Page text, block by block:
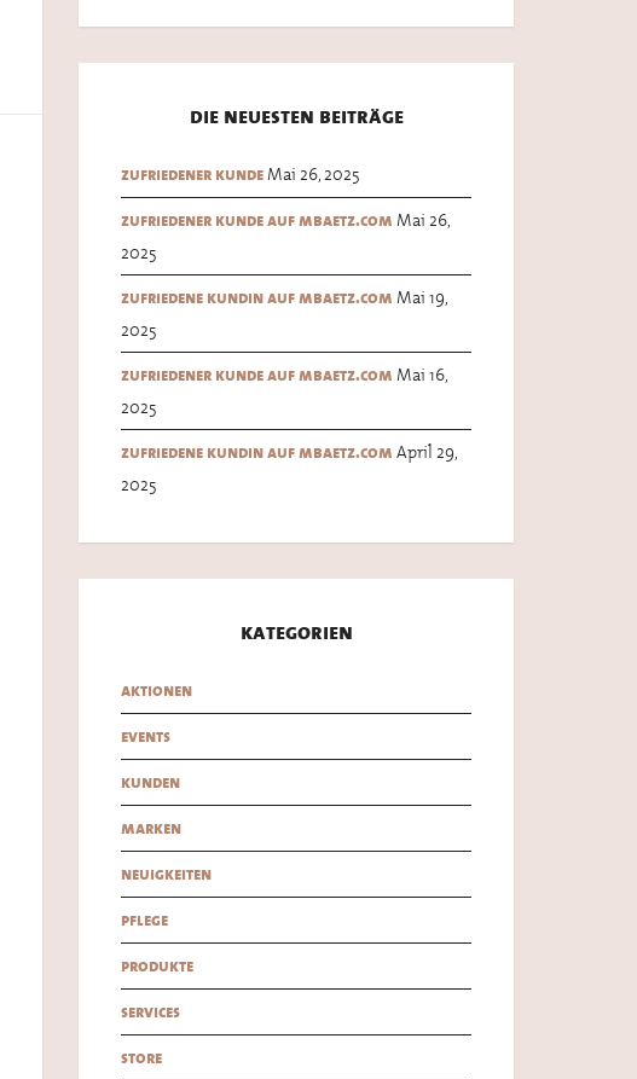
die neuesten beiträge
zufriedener kunde Mai 26, 2025
zufriedener kunde auf mbaetz.com Mai 26,
2025
zufriedene kundin auf mbaetz.com Mai 19,
2025
zufriedener kunde auf mbaetz.com Mai 16,
2025
zufriedene kundin auf mbaetz.com April 29,
2025
kategorien
aktionen
events
kunden
marken
neuigkeiten
pflege
produkte
services
store